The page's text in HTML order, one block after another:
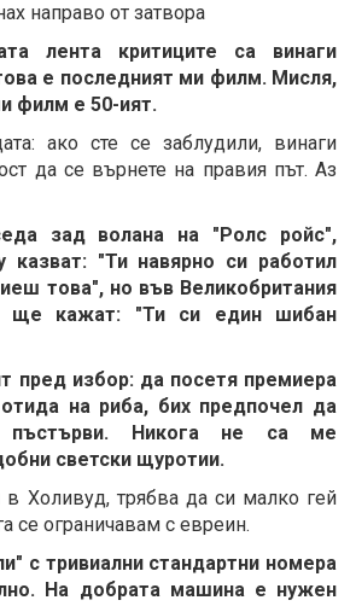
направо от затвора
лента критиците са винаги
е последният ми филм. Мисля,
филм е 50-ият.
ако сте се заблудили, винаги
да се върнете на правия път. Аз
зад волана на "Ролс ройс",
казват: "Ти навярно си работил
това", но във Великобритания
ще кажат: "Ти си един шибан
пред избор: да посетя премиера
на риба, бих предпочел да
пъстърви. Никога не са ме
светски щуротии.
Холивуд, трябва да си малко гей
се ограничавам с евреин.
с тривиални стандартни номера
На добрата машина е нужен